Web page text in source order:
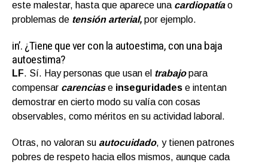
este malestar, hasta que aparece una cardiopatíao
problemas de tensión arterial, por ejemplo.
in’. ¿Tiene que ver con la autoestima, con una baja
autoestima?
LF. Sí. Hay personas que usan el trabajopara
compensar carenciase inseguridades e intentan
demostrar en cierto modo su valía con cosas
observables, como méritos en su actividad laboral.
Otras, no valoran su autocuidado, y tienen patrones
pobres de respeto hacia ellos mismos, aunque cada